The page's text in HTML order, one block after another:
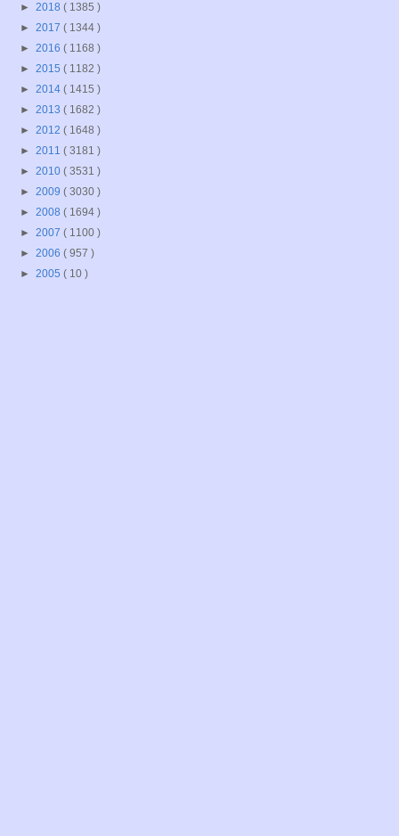
► 2018 ( 1385 )
► 2017 ( 1344 )
► 2016 ( 1168 )
► 2015 ( 1182 )
► 2014 ( 1415 )
► 2013 ( 1682 )
► 2012 ( 1648 )
► 2011 ( 3181 )
► 2010 ( 3531 )
► 2009 ( 3030 )
► 2008 ( 1694 )
► 2007 ( 1100 )
► 2006 ( 957 )
► 2005 ( 10 )